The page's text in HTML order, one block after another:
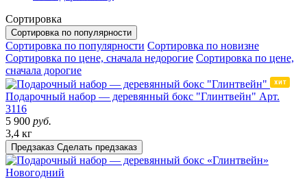
Сортировка
Сортировка по популярности
Сортировка по популярности Сортировка по новизне
Сортировка по цене, сначала недорогие Сортировка по цене,
сначала дорогие
Подарочный набор — деревянный бокс "Глинтвейн" Арт.
3116
5 900 руб.
3,4 кг
Предзаказ Сделать предзаказ